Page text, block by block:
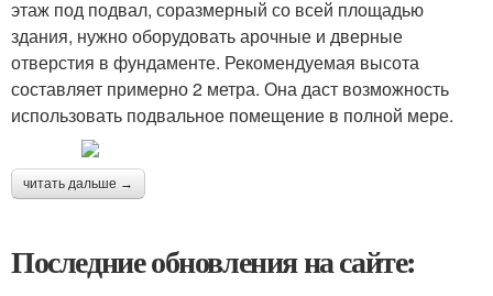
этаж под подвал, соразмерный со всей площадью
здания, нужно оборудовать арочные и дверные
отверстия в фундаменте. Рекомендуемая высота
составляет примерно 2 метра. Она даст возможность
использовать подвальное помещение в полной мере.
читать дальше →
Последние обновления на сайте: